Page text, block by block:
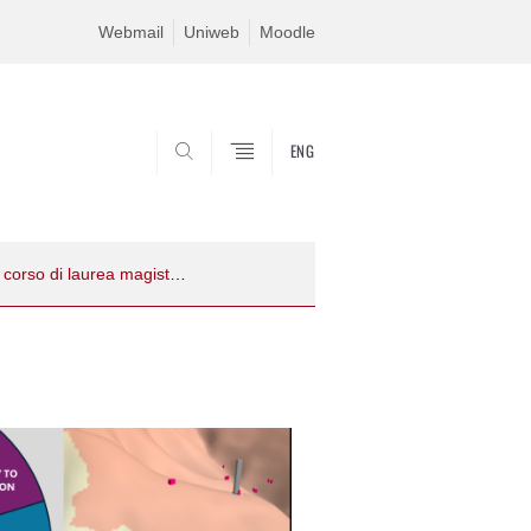
Webmail Uniweb Moodle
ENG
Raccontare i territori tra GIS e mappature collettive. L’esperienza del corso di laurea magistrale in Local Development